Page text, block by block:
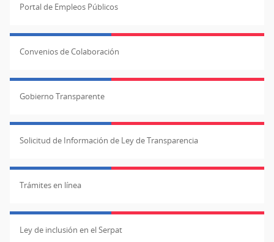
Portal de Empleos Públicos
Convenios de Colaboración
Gobierno Transparente
Solicitud de Información de Ley de Transparencia
Trámites en línea
Ley de inclusión en el Serpat